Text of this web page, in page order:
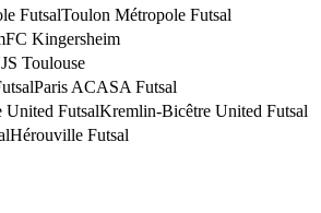
Toulon Métropole Futsal
FC Kingersheim
Toulouse
Paris ACASA Futsal
Kremlin-Bicêtre United Futsal
Hérouville Futsal